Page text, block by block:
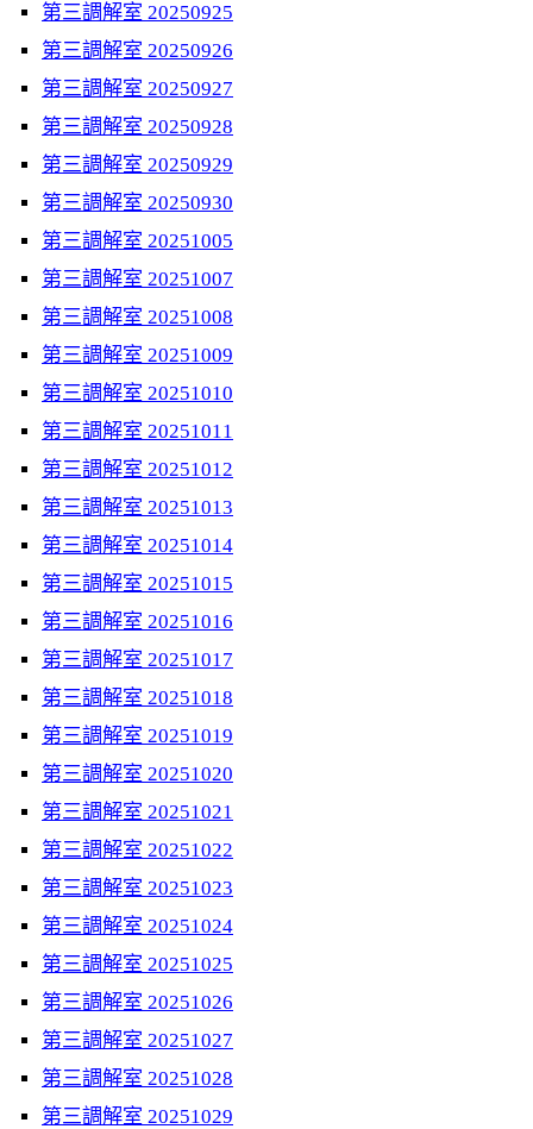
第三調解室 20250925
第三調解室 20250926
第三調解室 20250927
第三調解室 20250928
第三調解室 20250929
第三調解室 20250930
第三調解室 20251005
第三調解室 20251007
第三調解室 20251008
第三調解室 20251009
第三調解室 20251010
第三調解室 20251011
第三調解室 20251012
第三調解室 20251013
第三調解室 20251014
第三調解室 20251015
第三調解室 20251016
第三調解室 20251017
第三調解室 20251018
第三調解室 20251019
第三調解室 20251020
第三調解室 20251021
第三調解室 20251022
第三調解室 20251023
第三調解室 20251024
第三調解室 20251025
第三調解室 20251026
第三調解室 20251027
第三調解室 20251028
第三調解室 20251029